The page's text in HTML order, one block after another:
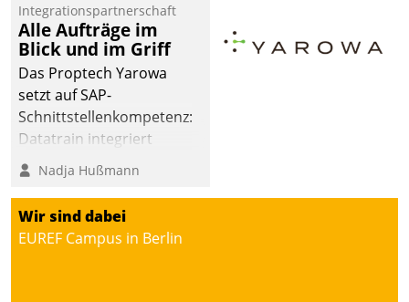
Integrationspartnerschaft
Alle Aufträge im
Blick und im Griff
Das Proptech Yarowa
setzt auf SAP-
Schnittstellenkompetenz:
Datatrain integriert
Yarowas Portal zur
Vergabe und Verwaltung
von Aufträgen der
operativen
Instandhaltung in die
Nadja Hußmann
Wir sind dabei
EUREF Campus in Berlin